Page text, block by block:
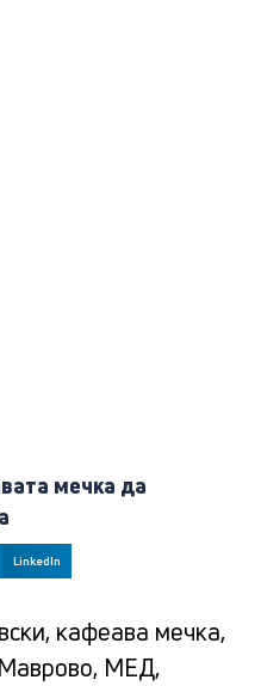
мечка да
LinkedIn
, кафеава мечка,
Маврово, МЕД,